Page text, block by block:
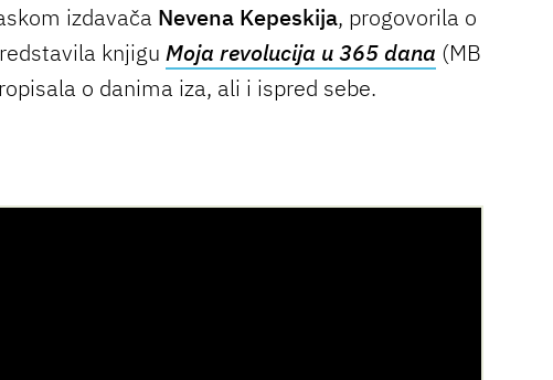
izdavača Nevena Kepeskija, progovorila o
knjigu Moja revolucija u 365 dana (MB
o danima iza, ali i ispred sebe.